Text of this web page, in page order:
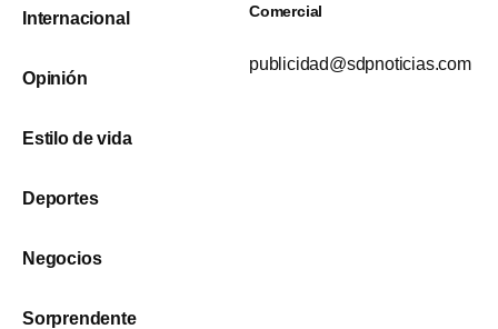
Internacional
Opinión
Estilo de vida
Deportes
Negocios
Sorprendente
Comercial
publicidad@sdpnoticias.com